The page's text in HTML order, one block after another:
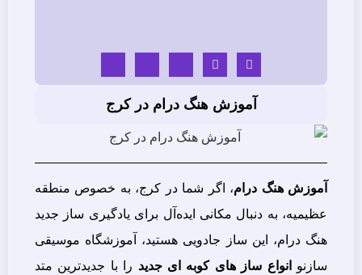
آموزش هنگ درام در کرج
آموزش هنگ درام، اگر شما در کرج، به خصوص منطقه
عظیمیه، به دنبال مکانی ایده‌آل برای یادگیری ساز جدید
هنگ درام، این ساز جادویی هستید، آموزشگاه موسیقی
سازنو
انواع ساز های کوبه ای جدید را با جدیدترین متد